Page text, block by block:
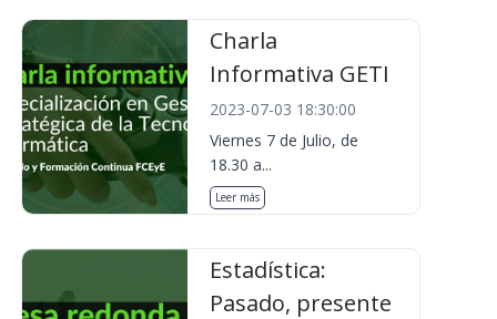
Charla
Informativa GETI
2023-07-03 18:30:00
Viernes 7 de Julio, de
18.30 a...
Leer más
Estadística:
Pasado, presente